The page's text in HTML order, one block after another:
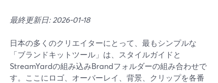
最終更新日: 2026-01-18
日本の多くのクリエイターにとって、最もシンプルな
「ブランドキットツール」は、スタイルガイドと
StreamYardの組み込みBrandフォルダーの組み合わせで
す。ここにロゴ、オーバーレイ、背景、クリップを各番